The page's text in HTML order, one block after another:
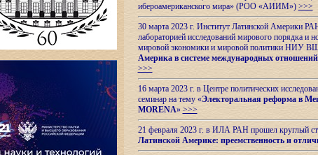
ибероамериканского мира» (РОО «АИИМ») >>>
30 марта 2023 г. Институт Латинской Америки
лабораторией исследований мирового порядка и
мировой экономики и мировой политики НИУ
Америка в системе международных
>>>
16 марта 2023 г. в Центре политических
семинар на тему «Электоральная реформа в
MORENA» >>>
21 февраля 2023 г. в ИЛА РАН прошел круглый
Латинской Америке: преемственность и